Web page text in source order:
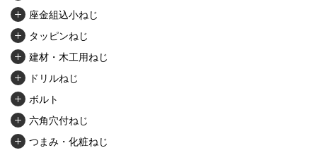
座金組込小ねじ
タッピンねじ
建材・木工用ねじ
ドリルねじ
ボルト
六角穴付ねじ
つまみ・化粧ねじ